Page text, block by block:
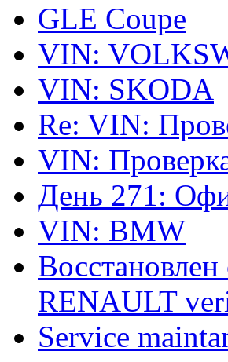
GLE Coupe
VIN:
VIN: SKODA
Re: VIN:
VIN:
День 271:
VIN: BMW
RENAULT
Service